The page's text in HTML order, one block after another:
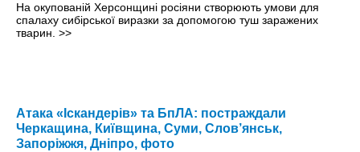
На окупованій Херсонщині росіяни створюють умови для
спалаху сибірської виразки за допомогою туш заражених
тварин. >>
Атака «Іскандерів» та БпЛА: постраждали
Черкащина, Київщина, Суми, Слов’янськ,
Запоріжжя, Дніпро, фото